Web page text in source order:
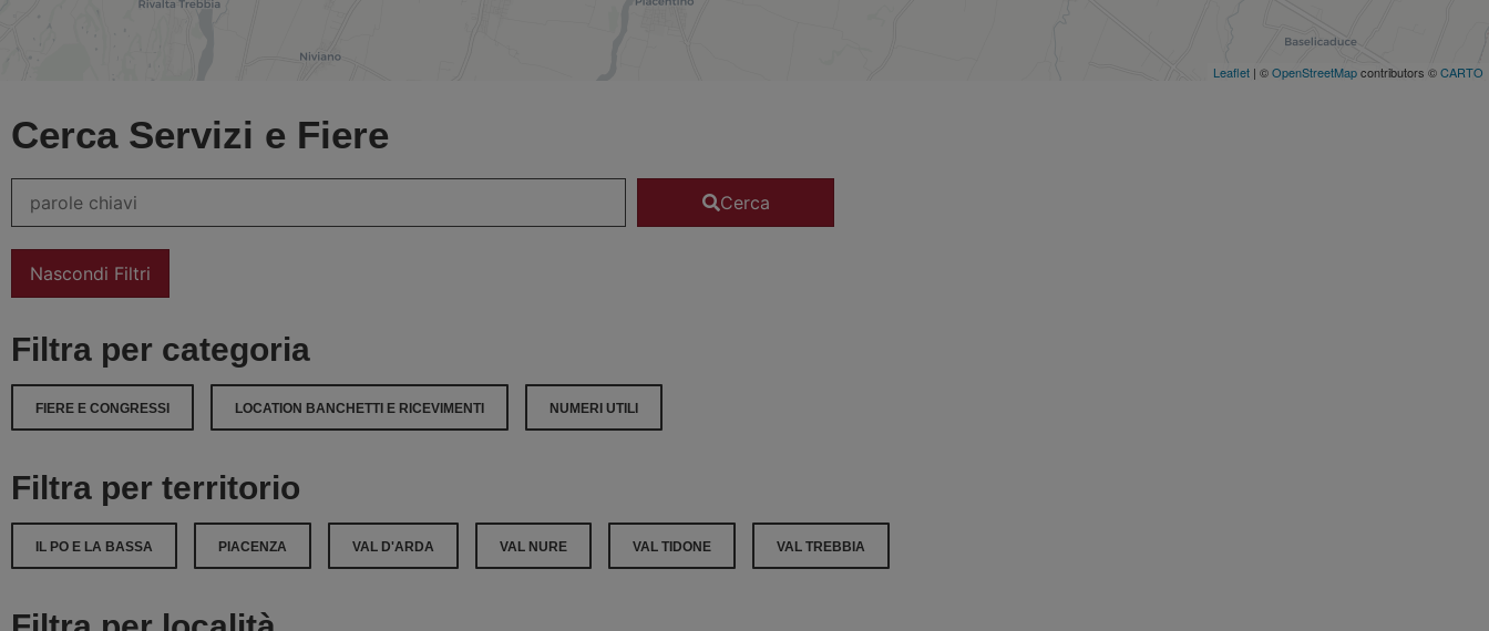
Leaflet | ©OpenStreetMapcontributors ©CARTO
Cerca Servizi e Fiere
Cerca
Nascondi Filtri
Filtra per categoria
FIERE E CONGRESSI LOCATION BANCHETTI E RICEVIMENTI NUMERI UTILI
Filtra per territorio
IL PO E LA BASSA PIACENZA VAL D'ARDA VAL NURE VAL TIDONE VAL TREBBIA